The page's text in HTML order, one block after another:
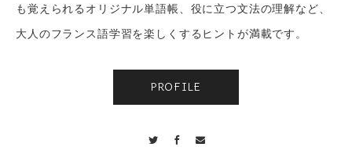
も覚えられるオリジナル単語帳、役に立つ文法の理解など、
大人のフランス語学習を楽しくするヒントが満載です。
PROFILE
Twitter